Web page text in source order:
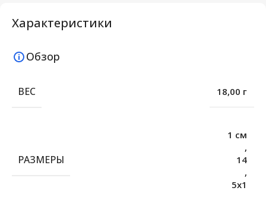
Характеристики
Обзор
ВЕС 18,00 г
РАЗМЕРЫ
1 см
,
14
,
5х1